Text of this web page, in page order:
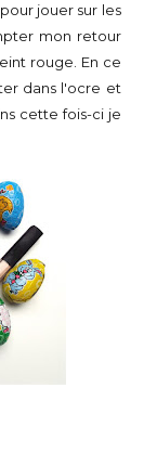
jouer sur les
mon retour
rouge. En ce
dans l'ocre et
cette fois-ci je